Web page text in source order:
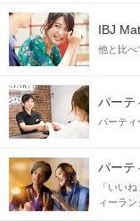
さ
パ
些細なことで
IBJ
他と比べ
パーテ
パーテ
パーテ
「いい
ィーラン